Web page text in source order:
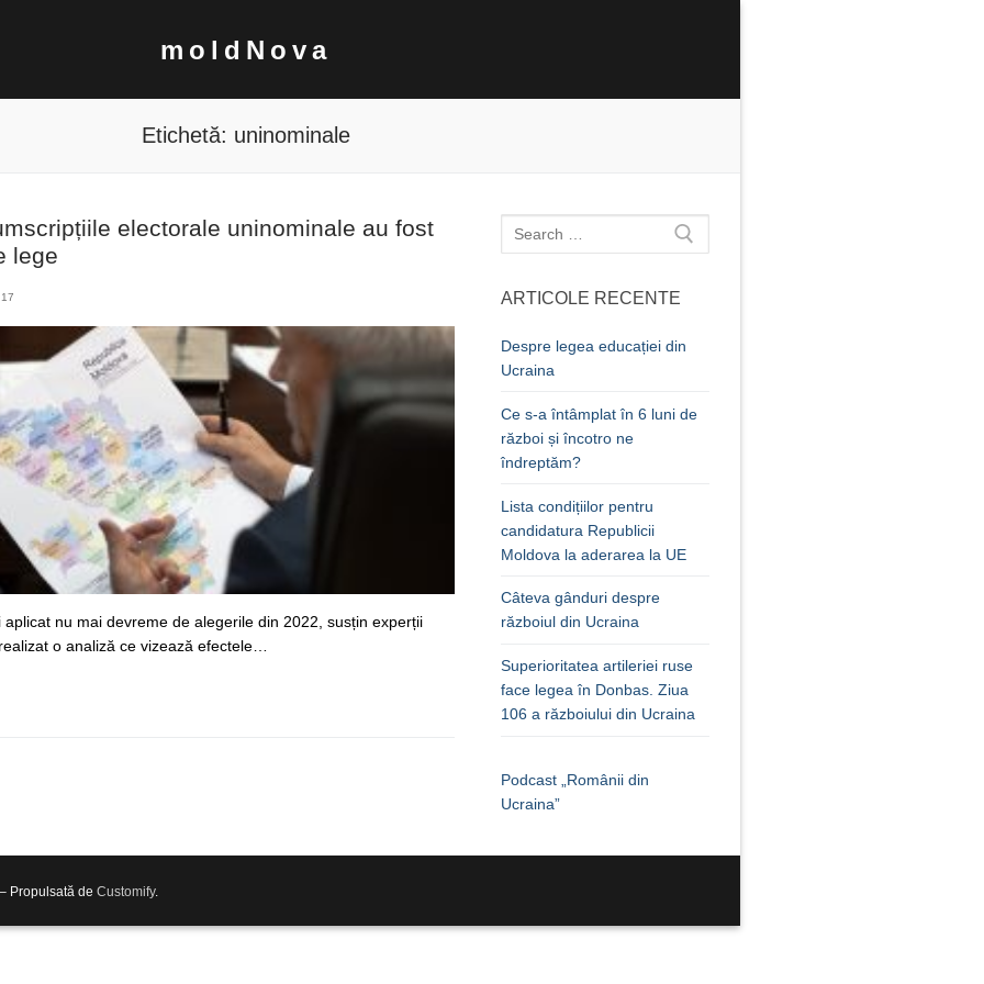
moldNova
Etichetă: uninominale
electorale uninominale au fost
lege
nu mai devreme de alegerile din 2022, susțin experții
o analiză ce vizează efectele…
Caută
după:
ARTICOLE RECENTE
Despre legea educației din
Ucraina
Ce s-a întâmplat în 6 luni de
război și încotro ne
îndreptăm?
Lista condițiilor pentru
candidatura Republicii
Moldova la aderarea la UE
Câteva gânduri despre
războiul din Ucraina
Superioritatea artileriei ruse
face legea în Donbas. Ziua
106 a războiului din Ucraina
Podcast „Românii din
Ucraina”
Propulsată de Customify.